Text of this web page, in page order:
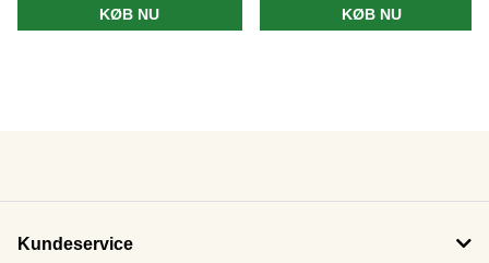
KØB NU
KØB NU
Kundeservice